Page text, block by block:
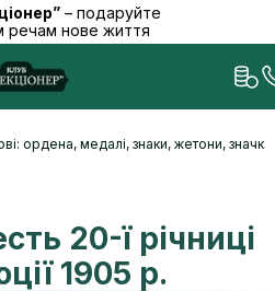
– подаруйте
речам нове життя
ордена, медалі, знаки, жетони,
20-ї річниці
1905 р.